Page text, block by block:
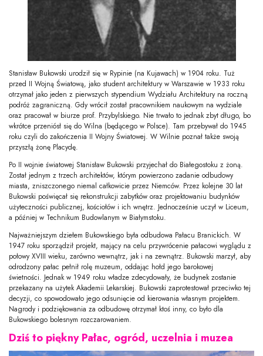
Stanisław Bukowski urodził się w Rypinie (na Kujawach) w 1904 roku. Tuż
przed II Wojną Światową, jako student architektury w Warszawie w 1933 roku
otrzymał jako jeden z pierwszych stypendium Wydziału Architektury na roczną
podróż zagraniczną. Gdy wrócił został pracownikiem naukowym na wydziale
oraz pracował w biurze prof. Przybylskiego. Nie trwało to jednak zbyt długo, bo
wkrótce przeniósł się do Wilna (będącego w Polsce). Tam przebywał do 1945
roku czyli do zakończenia II Wojny Światowej. W Wilnie poznał także swoją
przyszłą żonę Placydę.
Po II wojnie światowej Stanisław Bukowski przyjechał do Białegostoku z żoną.
Został jednym z trzech architektów, którym powierzono zadanie odbudowy
miasta, zniszczonego niemal całkowicie przez Niemców. Przez kolejne 30 lat
Bukowski poświęcał się rekonstrukcji zabytków oraz projektowaniu budynków
użyteczności publicznej, kościołów i ich wnętrz. Jednocześnie uczył w Liceum,
a później w Technikum Budowlanym w Białymstoku.
Najważniejszym dziełem Bukowskiego była odbudowa Pałacu Branickich. W
1947 roku sporządził projekt, mający na celu przywrócenie pałacowi wyglądu z
połowy XVIII wieku, zarówno wewnątrz, jak i na zewnątrz. Bukowski marzył, aby
odrodzony pałac pełnił rolę muzeum, oddając hołd jego barokowej
świetności. Jednak w 1949 roku władze zdecydowały, że budynek zostanie
przekazany na użytek Akademii Lekarskiej. Bukowski zaprotestował przeciwko tej
decyzji, co spowodowało jego odsunięcie od kierowania własnym projektem.
Nagrody i podziękowania za odbudowę otrzymał ktoś inny, co było dla
Bukowskiego bolesnym rozczarowaniem.
Dziś to piękny Pałac, ogród, uczelnia i muzea